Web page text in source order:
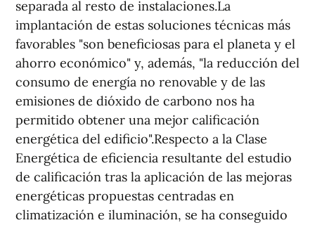
separada al resto de instalaciones.La
implantación de estas soluciones técnicas más
favorables "son beneficiosas para el planeta y el
ahorro económico" y, además, "la reducción del
consumo de energía no renovable y de las
emisiones de dióxido de carbono nos ha
permitido obtener una mejor calificación
energética del edificio".Respecto a la Clase
Energética de eficiencia resultante del estudio
de calificación tras la aplicación de las mejoras
energéticas propuestas centradas en
climatización e iluminación, se ha conseguido